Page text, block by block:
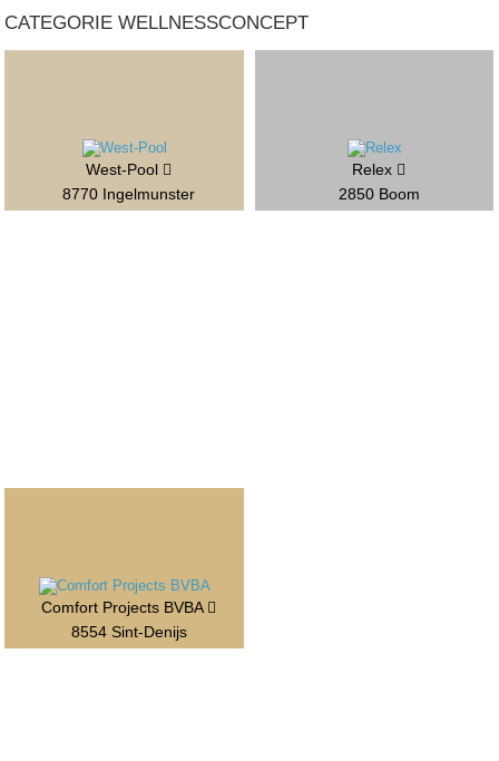
CATEGORIE WELLNESSCONCEPT
West-Pool
8770 Ingelmunster
Relex
2850 Boom
Comfort Projects BVBA
8554 Sint-Denijs